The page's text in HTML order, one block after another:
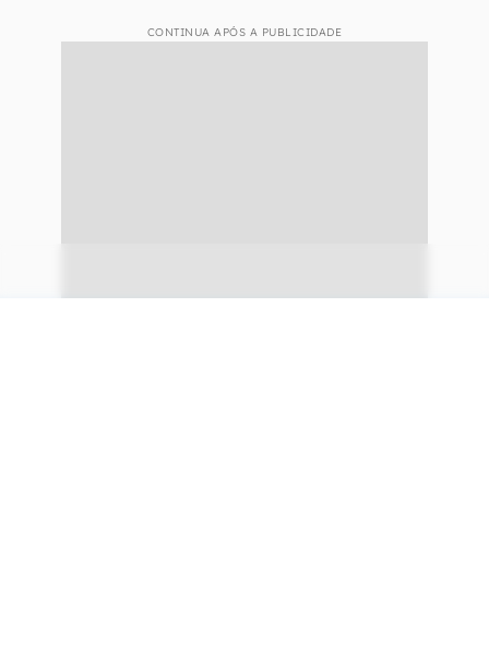
CONTINUA APÓS A PUBLICIDADE